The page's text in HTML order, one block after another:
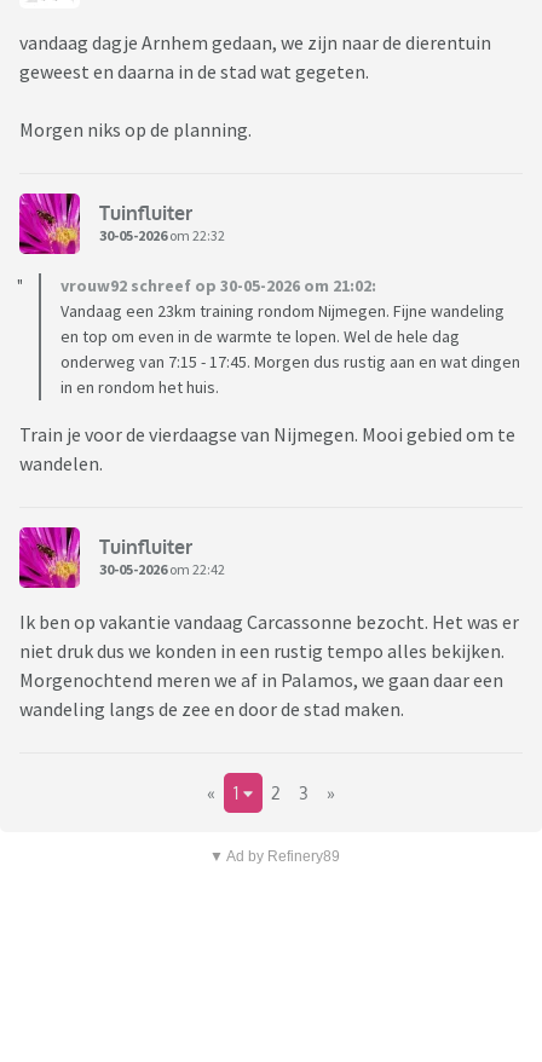
vandaag dagje Arnhem gedaan, we zijn naar de dierentuin
geweest en daarna in de stad wat gegeten.
Morgen niks op de planning.
Tuinfluiter
30-05-2026om 22:32
vrouw92 schreef op 30-05-2026 om 21:02:
Vandaag een 23km training rondom Nijmegen. Fijne wandeling
en top om even in de warmte te lopen. Wel de hele dag
onderweg van 7:15 - 17:45. Morgen dus rustig aan en wat dingen
in en rondom het huis.
Train je voor de vierdaagse van Nijmegen. Mooi gebied om te
wandelen.
Tuinfluiter
30-05-2026om 22:42
Ik ben op vakantie vandaag Carcassonne bezocht. Het was er
niet druk dus we konden in een rustig tempo alles bekijken.
Morgenochtend meren we af in Palamos, we gaan daar een
wandeling langs de zee en door de stad maken.
« 1 2 3 »
▼ Ad by Refinery89